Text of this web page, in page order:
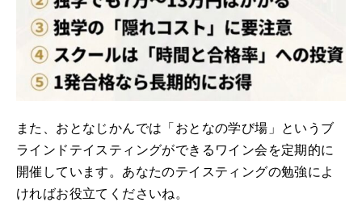
また、おとなじかんでは「おとなの学び場」というブ
ラインドテイスティングができるワイン会を定期的に
開催しています。あなたのテイスティングの勉強によ
ければお役立てくださいね。